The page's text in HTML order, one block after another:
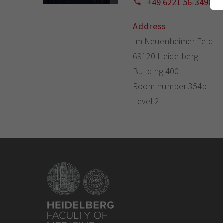
Address
Im Neuenheimer Feld
69120 Heidelberg
Building 400
Room number 354b
Level 2